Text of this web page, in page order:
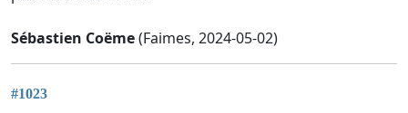
Sébastien Coëme(Faimes, 2024-05-02)
#1023